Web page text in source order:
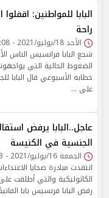
البابا للمواطنين:
راحة
الأحد 18/يوليو/2021 - 11:08 م
شجع البابا فرانسيس الناس
الضغوط الحالية التي
خطابه الأسبوعي قال البابا
على …
عاجل..البابا يرفض
الجنسية في الكنيسة
الجمعة 16/يوليو/2021 - 06:53 م
انتقدت مبادرة ضحايا
الكاثوليكية والتي أطلقت
رفض البابا فرنسيس بابا